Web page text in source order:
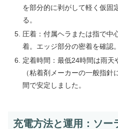
を部分的に剥がして軽く仮固
る。
圧着：付属ヘラまたは指で中
着。エッジ部分の密着を確認。
定着時間：最低24時間は雨天
（粘着剤メーカーの一般指
間で安定しました。
充電方法と運用：ソー